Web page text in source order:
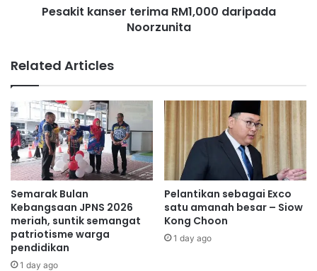
i
P
r
t
D
i
c
s
o
n
b
u
t
e
r
i
m
a
R
M
1
,
0
0
0
d
Pesakit kanser terima RM1,000 daripada
Noorzunita
Related Articles
Semarak Bulan
Kebangsaan JPNS 2026
meriah, suntik semangat
patriotisme warga
pendidikan
1 day ago
Pelantikan sebagai Exco
satu amanah besar – Siow
Kong Choon
1 day ago